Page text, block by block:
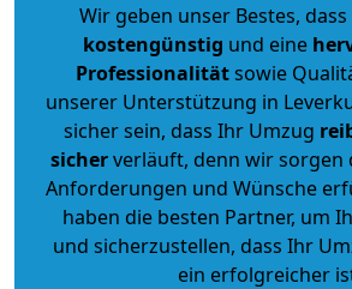
Wir geben unser Bestes,
kostengünstig und eine
Professionalitätsowie
unserer Unterstützung in
sicher sein, dass Ihr Umzug
sicherverläuft, denn wir sorgen
Anforderungen und Wünsche
haben die besten Partner, um
und sicherzustellen, dass Ihr
ein erfolgreicher